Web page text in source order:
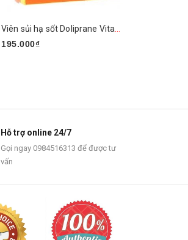
195.000₫
Hỗ trợ online 24/7
Gọi ngay 0984516313 để được tư
vấn